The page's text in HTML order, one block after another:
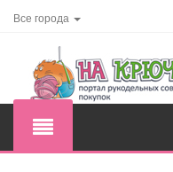
Все города